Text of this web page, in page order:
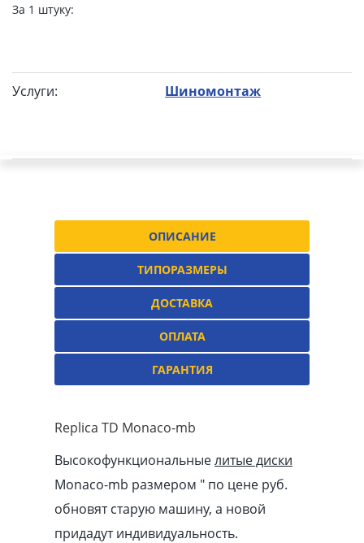
За 1 штуку:
Услуги: Шиномонтаж
ОПИСАНИЕ
ТИПОРАЗМЕРЫ
ДОСТАВКА
ОПЛАТА
ГАРАНТИЯ
Replica TD Monaco-mb
Высокофункциональныелитые диски
Monaco-mb размером ″ по цене руб.
обновят старую машину, а новой
придадут индивидуальность.